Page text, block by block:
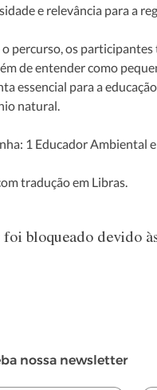
e relevância para a
percurso, os
de entender como
essencial para a
natural.
1 Educador Ambiental
tradução em Libras.
foi bloqueado devido
nossa newsletter